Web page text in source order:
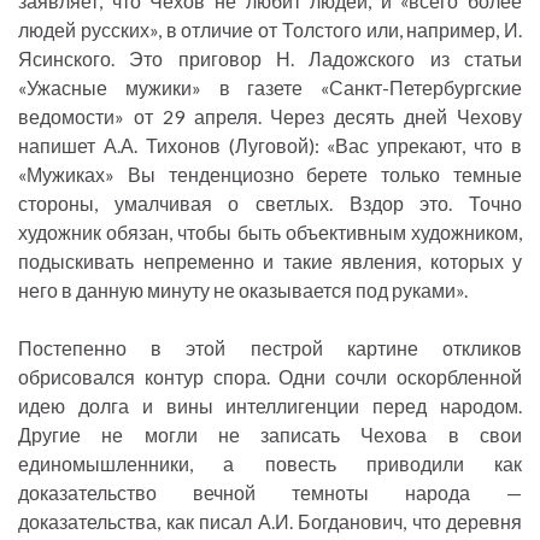
людей русских», в отличие от Толстого или, например, И.
Ясинского. Это приговор Н. Ладожского из статьи
«Ужасные мужики» в газете «Санкт-Петербургские
ведомости» от 29 апреля. Через десять дней Чехову
напишет А.А. Тихонов (Луговой): «Вас упрекают, что в
«Мужиках» Вы тенденциозно берете только темные
стороны, умалчивая о светлых. Вздор это. Точно
художник обязан, чтобы быть объективным художником,
подыскивать непременно и такие явления, которых у
него в данную минуту не оказывается под руками».
Постепенно в этой пестрой картине откликов
обрисовался контур спора. Одни сочли оскорбленной
идею долга и вины интеллигенции перед народом.
Другие не могли не записать Чехова в свои
единомышленники, а повесть приводили как
доказательство вечной темноты народа —
доказательства, как писал А.И. Богданович, что деревня